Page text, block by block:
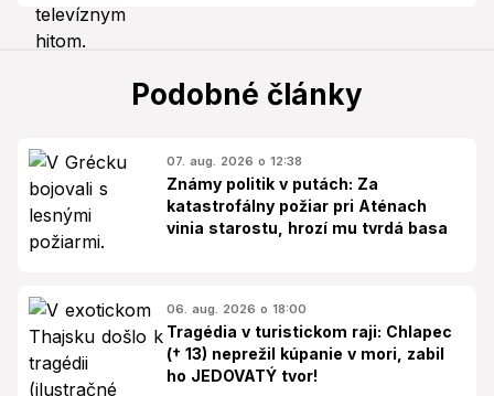
Podobné články
07. aug. 2026 o 12:38
Známy politik v putách: Za
katastrofálny požiar pri Aténach
vinia starostu, hrozí mu tvrdá basa
06. aug. 2026 o 18:00
Tragédia v turistickom raji: Chlapec
(† 13) neprežil kúpanie v mori, zabil
ho JEDOVATÝ tvor!